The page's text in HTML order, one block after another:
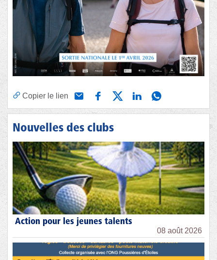
Copier le lien
Nouvelles des clubs
Action pour les jeunes talents
08 août 2026